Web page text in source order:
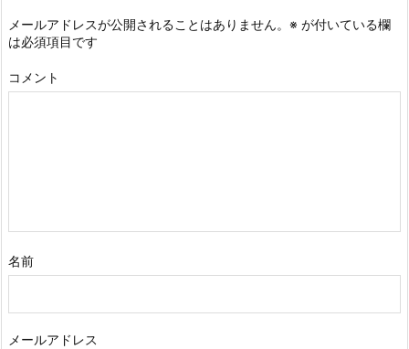
メールアドレスが公開されることはありません。 ※ が付いている欄
は必須項目です
コメント
名前
メールアドレス